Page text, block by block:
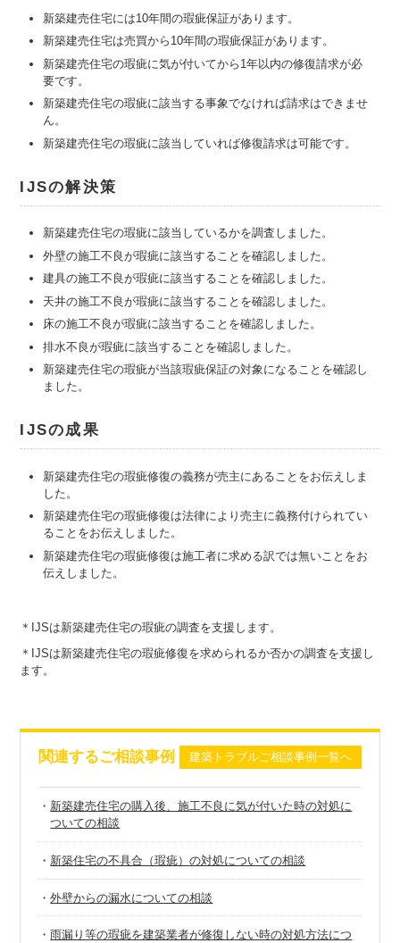
新築建売住宅には10年間の瑕疵保証があります。
新築建売住宅は売買から10年間の瑕疵保証があります。
新築建売住宅の瑕疵に気が付いてから1年以内の修復請求が必
要です。
新築建売住宅の瑕疵に該当する事象でなければ請求はできませ
ん。
新築建売住宅の瑕疵に該当していれば修復請求は可能です。
IJSの解決策
新築建売住宅の瑕疵に該当しているかを調査しました。
外壁の施工不良が瑕疵に該当することを確認しました。
建具の施工不良が瑕疵に該当することを確認しました。
天井の施工不良が瑕疵に該当することを確認しました。
床の施工不良が瑕疵に該当することを確認しました。
排水不良が瑕疵に該当することを確認しました。
新築建売住宅の瑕疵が当該瑕疵保証の対象になることを確認し
ました。
IJSの成果
新築建売住宅の瑕疵修復の義務が売主にあることをお伝えしま
した。
新築建売住宅の瑕疵修復は法律により売主に義務付けられてい
ることをお伝えしました。
新築建売住宅の瑕疵修復は施工者に求める訳では無いことをお
伝えしました。
＊IJSは新築建売住宅の瑕疵の調査を支援します。
＊IJSは新築建売住宅の瑕疵修復を求められるか否かの調査を支援し
ます。
関連するご相談事例 建築トラブルご相談事例一覧へ
・ 新築建売住宅の購入後、施工不良に気が付いた時の対処に
ついての相談
・ 新築住宅の不具合（瑕疵）の対処についての相談
・外壁からの漏水についての相談
・雨漏り等の瑕疵を建築業者が修復しない時の対処方法につ